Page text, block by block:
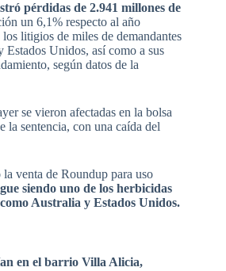
pérdidas de 2.941 millones de
un 6,1% respecto al año
litigios de miles de demandantes
Estados Unidos, así como a sus
según datos de la
se vieron afectadas en la bolsa
la sentencia, con una caída del
venta de Roundup para uso
siendo uno de los herbicidas
Australia y Estados Unidos.
en el barrio Villa Alicia,